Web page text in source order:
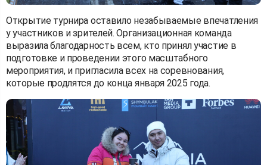
Открытие турнира оставило незабываемые впечатления
у участников и зрителей. Организационная команда
выразила благодарность всем, кто принял участие в
подготовке и проведении этого масштабного
мероприятия, и пригласила всех на соревнования,
которые продлятся до конца января 2025 года.